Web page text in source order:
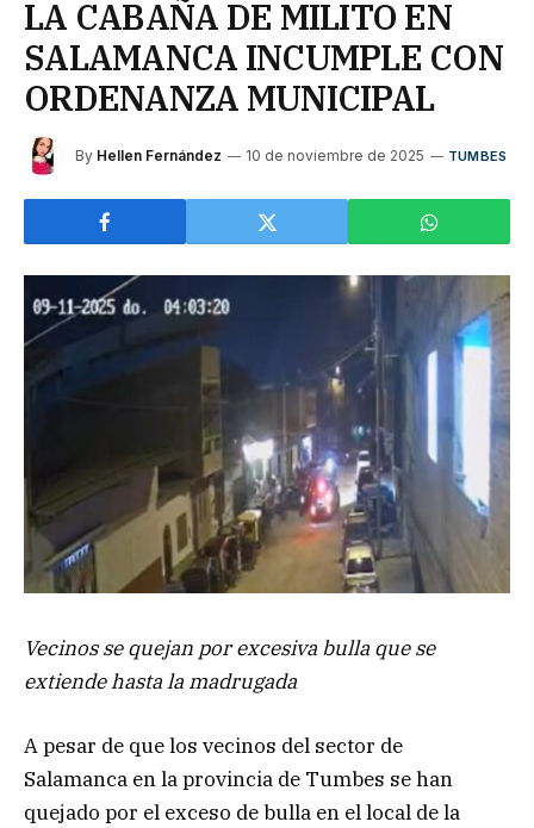
LA CABAÑA DE MILITO EN
SALAMANCA INCUMPLE CON
ORDENANZA MUNICIPAL
By Hellen Fernández 10 de noviembre de 2025 TUMBES
Vecinos se quejan por excesiva bulla que se
extiende hasta la madrugada
A pesar de que los vecinos del sector de
Salamanca en la provincia de Tumbes se han
quejado por el exceso de bulla en el local de la